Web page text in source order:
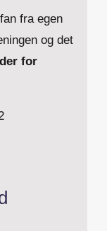
fra egen
og det
for